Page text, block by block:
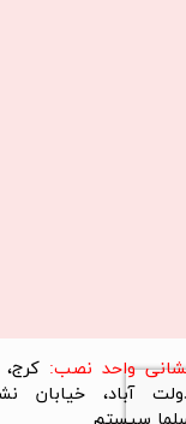
واحد نصب: